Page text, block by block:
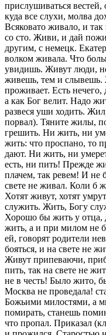
прислушиваться вестей,
куда все слухи, молва
Всяковато живало, и так
со сто. Живи, и дай
другим, с немецк.
волком живала. Что
увидишь. Живут люди,
живешь, тем и слывешь.
проживает. Есть
а как Бог велит. Надо
развеся уши ходить.
порвал). Тяните жилы,
грешить. Ни жить, ни
жить: что проспано, то
дают. Ни жить, ни
есть, ни пить! Прежде
плачем, так ревем! И не
свете не живал. Коли б
Хотят живут, хотят
служить. Жить, Богу
Хорошо бы жить у отца,
жить, а и при милом не
ей, говорят родители
бояться, и на свете не
Живут припеваючи,
пить, так на свете не
не в честь! Было жито,
Москва не проведала!
Божьими милостями, а
помирать, станешь
что пропал. Приказал (